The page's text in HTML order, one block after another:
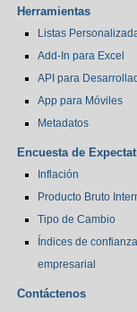
Herramientas
Listas
Add-In para Excel
API para
App para Móviles
Metadatos
Encuesta de
Inflación
Producto Bruto
Tipo de Cambio
Índices de confianza
empresarial
Contáctenos